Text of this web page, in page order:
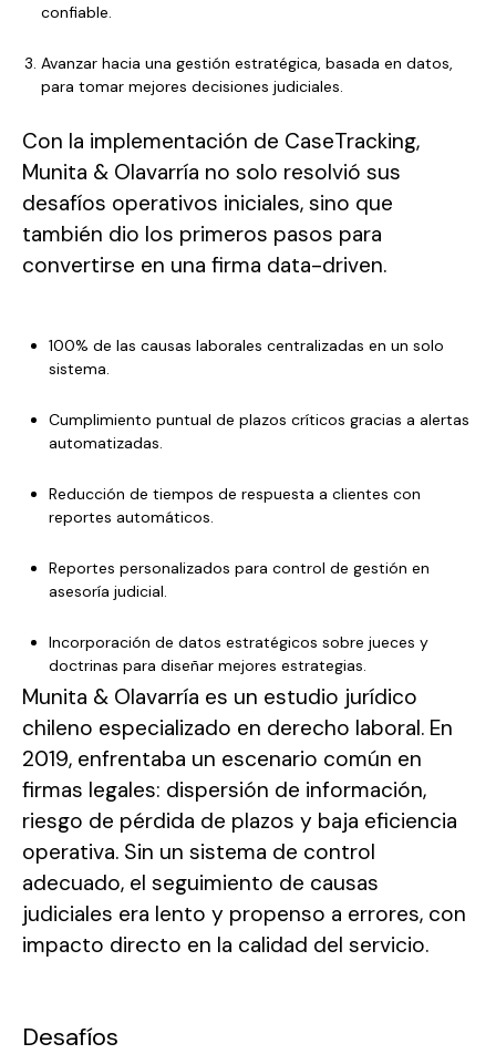
confiable.
Avanzar hacia una gestión estratégica, basada en datos,
para tomar mejores decisiones judiciales.
Con la implementación de CaseTracking,
Munita & Olavarría no solo resolvió sus
desafíos operativos iniciales, sino que
también dio los primeros pasos para
convertirse en una firma data-driven.
100% de las causas laborales centralizadas en un solo
sistema.
Cumplimiento puntual de plazos críticos gracias a alertas
automatizadas.
Reducción de tiempos de respuesta a clientes con
reportes automáticos.
Reportes personalizados para control de gestión en
asesoría judicial.
Incorporación de datos estratégicos sobre jueces y
doctrinas para diseñar mejores estrategias.
Munita & Olavarría es un estudio jurídico
chileno especializado en derecho laboral. En
2019, enfrentaba un escenario común en
firmas legales: dispersión de información,
riesgo de pérdida de plazos y baja eficiencia
operativa. Sin un sistema de control
adecuado, el seguimiento de causas
judiciales era lento y propenso a errores, con
impacto directo en la calidad del servicio.
Desafíos